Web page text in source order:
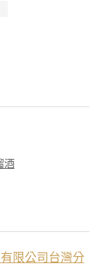
酒
限公司台灣分